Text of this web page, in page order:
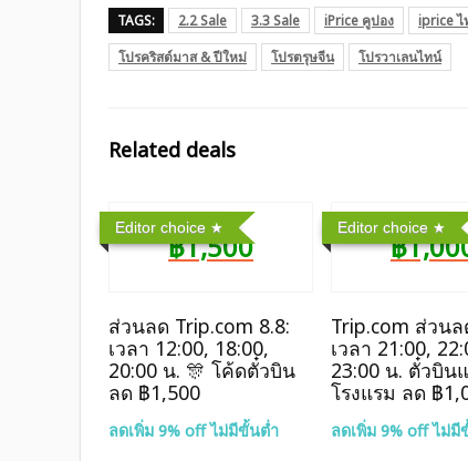
TAGS: 2.2 Sale 3.3 Sale iPrice คูปอง iprice
โปรคริสต์มาส & ปีใหม่
โปรตรุษจีน โปรวาเลนไทน์
Related deals
Editor choice
฿1,500
ส่วนลด Trip.com 8.8:
เวลา 12:00, 18:00,
20:00 น. 🎊 โค้ดตั๋วบิน
ลด ฿1,500
ลดเพิ่ม 9% off ไม่มีขั้นต่ำ
Editor choice
฿
Trip.com ส่วนล
เวลา 21:00,
23:00 น. ตั๋วบิน
โรงแรม ลด ฿
ลดเพิ่ม 9% off ไม่มี